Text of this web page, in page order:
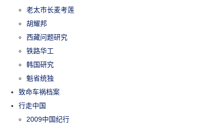
老太市长麦考莲
胡耀邦
西藏问题研究
铁路华工
韩国研究
魁省统独
致命车祸档案
行走中国
2009中国纪行